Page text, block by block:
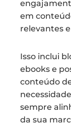
em
relevantes
Isso inclui
ebooks e
conteúdo
sempre
da sua